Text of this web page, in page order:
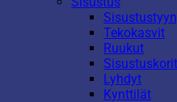
Tekokasvit
Ruukut
Lyhdyt
Kynttilät